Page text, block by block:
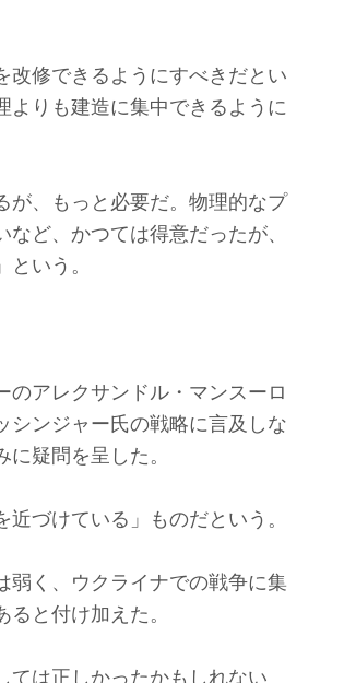
修できるようにすべきだとい
よりも建造に集中できるように
、もっと必要だ。物理的なプ
ど、かつては得意だったが、
いう。
アレクサンドル・マンスーロ
シンジャー氏の戦略に言及しな
疑問を呈した。
づけている」ものだという。
く、ウクライナでの戦争に集
と付け加えた。
は正しかったかもしれない